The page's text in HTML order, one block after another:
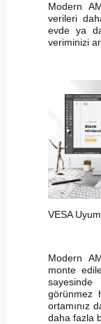
Modern
verileri
evde ya
veriminizi
VESA
Modern
monte
görünmez
ortamınız
daha fazla